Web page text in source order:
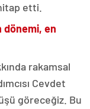
etti.
dönemi, en
rakamsal
Cevdet
göreceğiz. Bu